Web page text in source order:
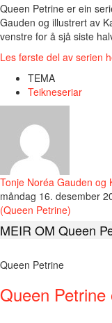
Queen Petrine er ein
Gauden og illustrert av
venstre for å sjå siste
Les første del av serien
TEMA
Teikneseriar
Tonje Noréa Gauden og
måndag 16. desember
(Queen Petrine)
MEIR OM Queen
Queen Petrine
Queen